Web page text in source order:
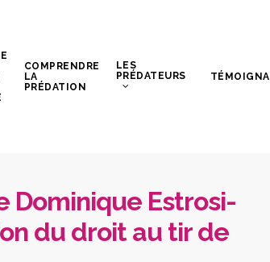
COMPRENDRE
LA
PRÉDATION
LES
PRÉDATEURS
Dominique Estrosi-
du droit au tir de